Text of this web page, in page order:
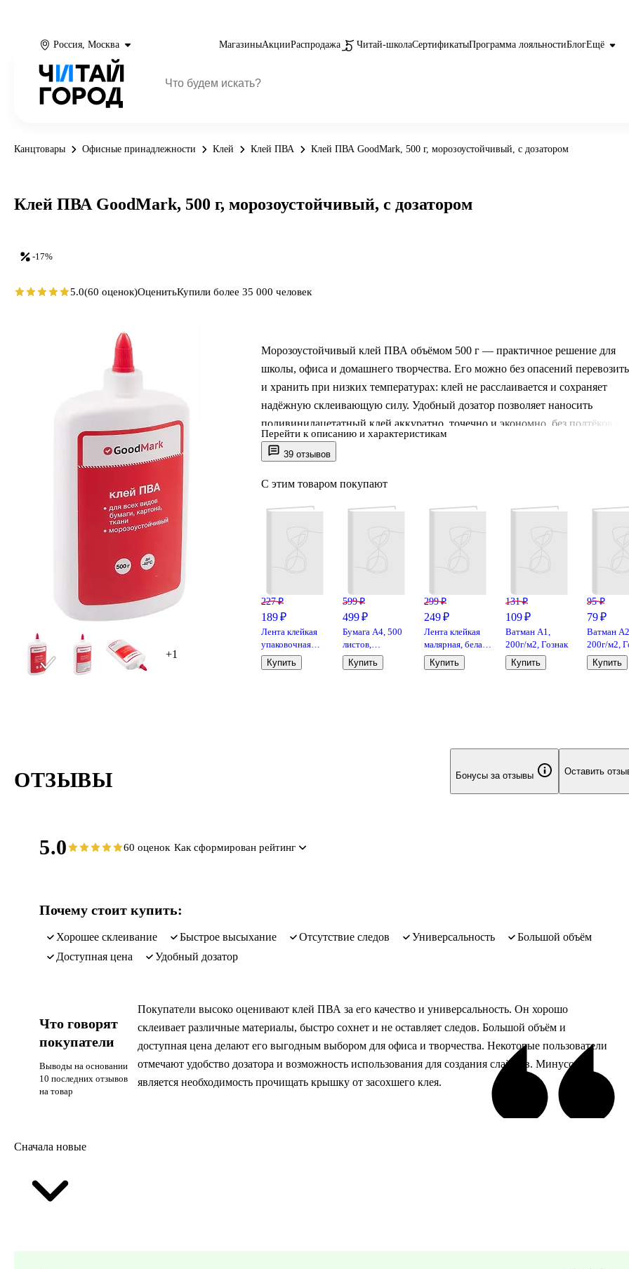
Россия, Москва МагазиныАкцииРаспродажа Читай-школаСертификатыПрограмма лояльностиБлогЕщё
Канцтовары Офисные принадлежности Клей Клей ПВА Клей ПВА GoodMark, 500 г, морозоустойчивый, с дозатором
+1
39 отзывов
Морозоустойчивый клей ПВА объёмом 500 г — практичное решение для
школы, офиса и домашнего творчества. Его можно без опасений перевозить
и хранить при низких температурах: клей не расслаивается и сохраняет
надёжную склеивающую силу. Удобный дозатор позволяет наносить
поливинилацетатный клей аккуратно, точечно и экономно, без подтёков и
лишних расходов. Большой флакон в прочной пластиковой упаковке
подойдёт для частого использования: от школьных поделок до объёмных
проектов.
GoodMark — это бренд Читай-города, созданный профессионалами,
Перейти к описанию и характеристикам
С этим товаром покупают
227 ₽
189 ₽
Лента клейкая
упаковочная
прозрачная, 48
мм х 60 м,
Купить
599 ₽
499 ₽
Бумага А4, 500
листов,
«SvetoCopy»,
Svetocopy
Купить
299 ₽
249 ₽
Лента клейкая
малярная, белая,
48 мм х 25 м,
GoodMark
Купить
131 ₽
109 ₽
Ватман А1,
200г/м2, Гознак
Купить
95 ₽
79 ₽
Ватман
200г/м2,
Купить
-17%
Клей ПВА GoodMark, 500 г, морозоустойчивый, с дозатором
5.0(60 оценок)ОценитьКупили более 35 000 человек
ОТЗЫВЫ Бонусы за отзывы Оставить
5.0 60 оценок Как сформирован рейтинг
Почему стоит купить:
хорошее склеивание быстрое высыхание отсутствие следов универсальность
большой объём
доступная цена
удобный дозатор
Что говорят
покупатели
Выводы на основании
10 последних отзывов
на товар
Покупатели высоко оценивают клей ПВА за его качество и универсальность. Он хорошо
склеивает различные материалы, быстро сохнет и не оставляет следов. Большой объём и
доступная цена делают его выгодным выбором для офиса и творчества. Некоторые пользователи
отмечают удобство дозатора и возможность использования для создания слаймов. Минусом
является необходимость прочищать крышку от засохшего клея.
Сначала новые